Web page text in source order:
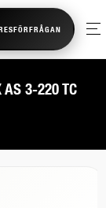
AS 3-220 TC